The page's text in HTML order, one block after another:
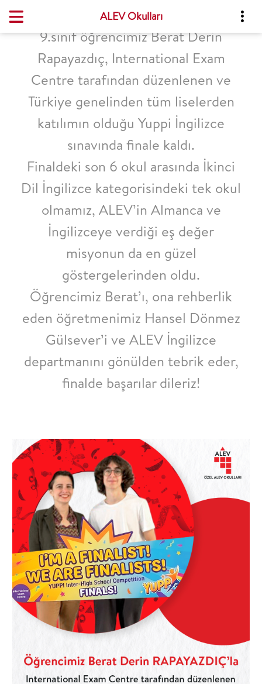
ALEV Okulları
9.sınıf öğrencimiz Berat Derin
Rapayazdıç, International Exam
Centre tarafından düzenlenen ve
Türkiye genelinden tüm liselerden
katılımın olduğu Yuppi İngilizce
sınavında finale kaldı.
Finaldeki son 6 okul arasında İkinci
Dil İngilizce kategorisindeki tek okul
olmamız, ALEV’in Almanca ve
İngilizceye verdiği eş değer
misyonun da en güzel
göstergelerinden oldu.
Öğrencimiz Berat’ı, ona rehberlik
eden öğretmenimiz Hansel Dönmez
Gülsever’i ve ALEV İngilizce
departmanını gönülden tebrik eder,
finalde başarılar dileriz!